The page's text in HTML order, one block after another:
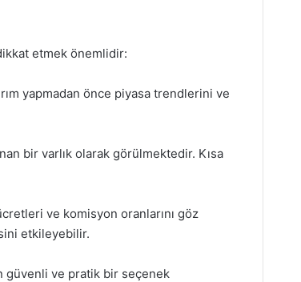
etmek önemlidir:
yapmadan önce piyasa trendlerini ve
bir varlık olarak görülmektedir. Kısa
ve komisyon oranlarını göz
etkileyebilir.
güvenli ve pratik bir seçenek